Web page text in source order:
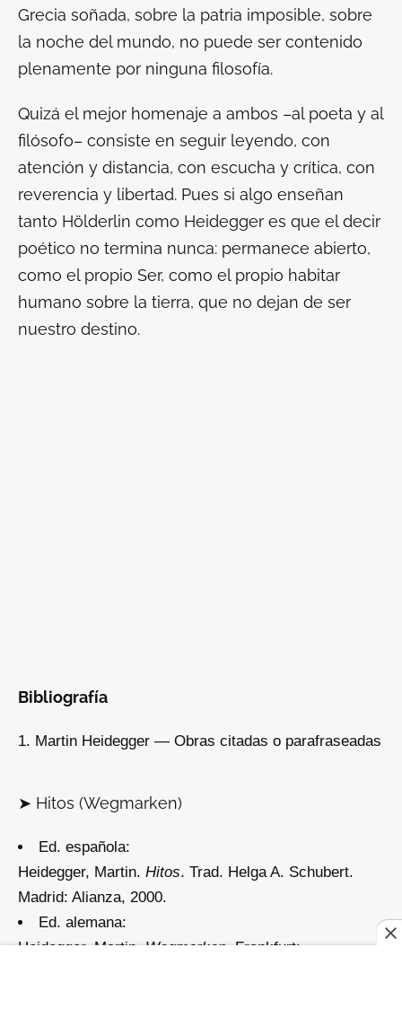
Grecia soñada, sobre la patria imposible, sobre
la noche del mundo, no puede ser contenido
plenamente por ninguna filosofía.
Quizá el mejor homenaje a ambos –al poeta y al
filósofo– consiste en seguir leyendo, con
atención y distancia, con escucha y crítica, con
reverencia y libertad. Pues si algo enseñan
tanto Hölderlin como Heidegger es que el decir
poético no termina nunca: permanece abierto,
como el propio Ser, como el propio habitar
humano sobre la tierra, que no dejan de ser
nuestro destino.
Bibliografía
Martin Heidegger — Obras citadas o parafraseadas
➤ Hitos (Wegmarken)
Ed. española:
Heidegger, Martin. Hitos. Trad. Helga A. Schubert.
Madrid: Alianza, 2000.
Ed. alemana:
Heidegger, Martin.Wegmarken. Frankfurt: